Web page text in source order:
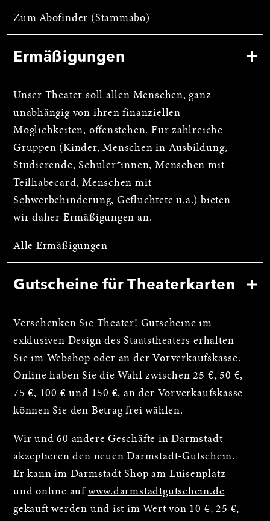
Zum Abofinder (Stammabo)
Ermäßigungen
Unser Theater soll allen Menschen, ganz
unabhängig von ihren finanziellen
Möglichkeiten, offenstehen. Für zahlreiche
Gruppen (Kinder, Menschen in Ausbildung,
Studierende, Schüler*innen, Menschen mit
Teilhabecard, Menschen mit
Schwerbehinderung, Geflüchtete u.a.) bieten
wir daher Ermäßigungen an.
Alle Ermäßigungen
Gutscheine für Theaterkarten
Verschenken Sie Theater! Gutscheine im
exklusiven Design des Staatstheaters erhalten
Sie im Webshop oder an der Vorverkaufskasse.
Online haben Sie die Wahl zwischen 25 €, 50 €,
75 €, 100 € und 150 €, an der Vorverkaufskasse
können Sie den Betrag frei wählen.
Wir und 60 andere Geschäfte in Darmstadt
akzeptieren den neuen Darmstadt-Gutschein.
Er kann im Darmstadt Shop am Luisenplatz
und online auf www.darmstadtgutschein.de
gekauft werden und ist im Wert von 10 €, 25 €,